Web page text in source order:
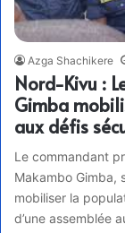
Azga Shachikere
Nord-Kivu :
Gimba
aux défis
Le commandant
Makambo Gimba,
mobiliser la
d’une assemblée